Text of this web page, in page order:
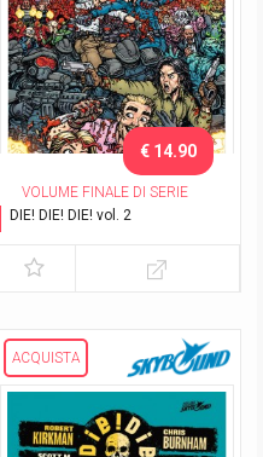
VOLUME FINALE DI SERIE
DIE! DIE! DIE! vol. 2
€ 14.90
ACQUISTA